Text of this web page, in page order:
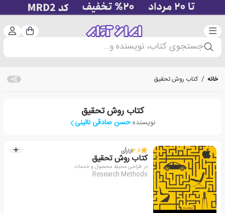
دسته‌بندی سبد
جستجوی کتاب، نویسنده و...
خانه / کتاب روش تحقیق
کتاب روش تحقیق
نویسنده:حسن صادقی نائینی
3.8از1رأی
کتاب روش تحقیق
در طراحی محیط محصول و خدمات
Research Methods